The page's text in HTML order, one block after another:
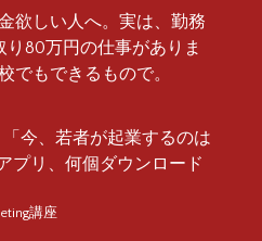
欲しい人へ。実は、勤務
80万円の仕事がありま
でもできるもので。
今、若者が起業するのは
プリ、何個ダウンロード
講座